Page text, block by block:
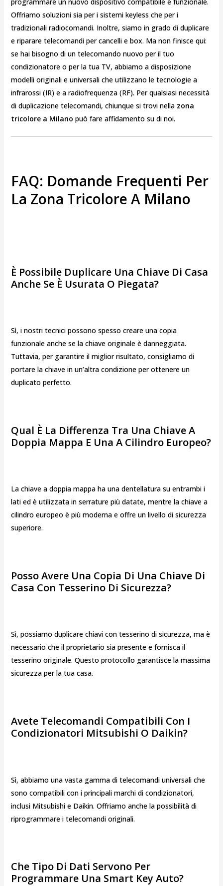
Offriamo soluzioni sia per i sistemi keyless che per i
tradizionali radiocomandi. Inoltre, siamo in grado di duplicare
e riparare telecomandi per cancelli e box. Ma non finisce qui:
se hai bisogno di un telecomando nuovo per il tuo
condizionatore o per la tua TV, abbiamo a disposizione
modelli originali e universali che utilizzano le tecnologie a
infrarossi (IR) e a radiofrequenza (RF). Per qualsiasi necessità
di duplicazione telecomandi, chiunque si trovi nella zona
tricolore a Milano può fare affidamento su di noi.
FAQ: Domande Frequenti Per
La Zona Tricolore A Milano
È Possibile Duplicare Una Chiave Di Casa
Anche Se È Usurata O Piegata?
Sì, i nostri tecnici possono spesso creare una copia
funzionale anche se la chiave originale è danneggiata.
Tuttavia, per garantire il miglior risultato, consigliamo di
portare la chiave in un’altra condizione per ottenere un
duplicato perfetto.
Qual È La Differenza Tra Una Chiave A
Doppia Mappa E Una A Cilindro Europeo?
La chiave a doppia mappa ha una dentellatura su entrambi i
lati ed è utilizzata in serrature più datate, mentre la chiave a
cilindro europeo è più moderna e offre un livello di sicurezza
superiore.
Posso Avere Una Copia Di Una Chiave Di
Casa Con Tesserino Di Sicurezza?
Sì, possiamo duplicare chiavi con tesserino di sicurezza, ma è
necessario che il proprietario sia presente e fornisca il
tesserino originale. Questo protocollo garantisce la massima
sicurezza per la tua casa.
Avete Telecomandi Compatibili Con I
Condizionatori Mitsubishi O Daikin?
Sì, abbiamo una vasta gamma di telecomandi universali che
sono compatibili con i principali marchi di condizionatori,
inclusi Mitsubishi e Daikin. Offriamo anche la possibilità di
riprogrammare i telecomandi originali.
Che Tipo Di Dati Servono Per
Programmare Una Smart Key Auto?